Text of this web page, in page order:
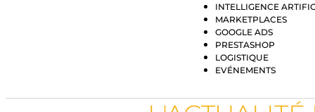
INTELLIGENCE
MARKETPLACES
GOOGLE ADS
PRESTASHOP
LOGISTIQUE
EVÉNEMENTS